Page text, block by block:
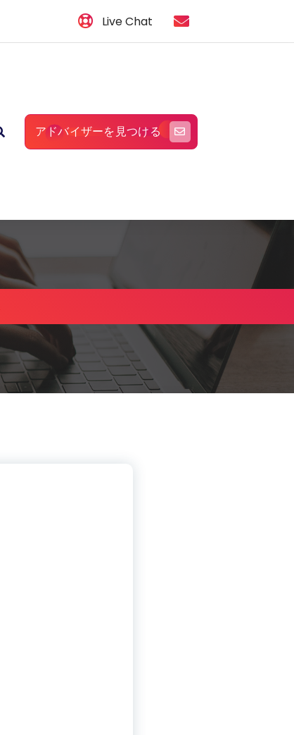
Live Chat
アドバイザーを見つける